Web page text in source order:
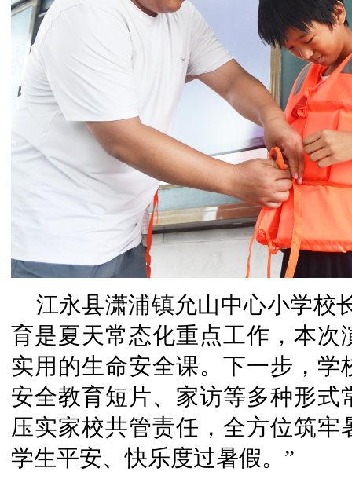
江永县潇浦镇允山中心小学校
育是夏天常态化重点工作，本
实用的生命安全课。下一步，
安全教育短片、家访等多种形
压实家校共管责任，全方位筑
学生平安、快乐度过暑假。”